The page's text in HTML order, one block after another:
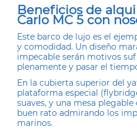
Beneficios de
Carlo MC 5 con
Este barco de lujo es el
y comodidad. Un diseño
impecable serán motivos
plenamente y pasar el
En la cubierta superior del
plataforma especial
suaves, y una mesa
buen rato admirando los
marinos.